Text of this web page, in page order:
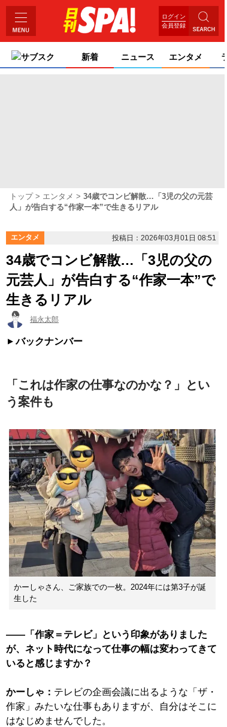
ログイン
会員登録
サブスク 新着 ニュース エンタメ
トップ エンタメ
34歳でコンビ解散…「3児の父の元芸
人」が告白する“作家一本”で生きるリアル
エンタメ 投稿日：2026年03月01日 08:51
34歳でコンビ解散…「3児の父の
元芸人」が告白する“作家一本”で
生きるリアル
福永太郎
バックナンバー
「これは作家の仕事なのかな？」とい
う案件も
かーしゃさん、ご家族での一枚。2024年には第3子が誕
生した
——「作家＝テレビ」という印象がありました
が、ネット時代になって仕事の幅は変わってきて
いると感じますか？
かーしゃ： テレビの企画会議に出るような「ザ・
作家」みたいな仕事もありますが、自分はそこに
はなじめませんでした。